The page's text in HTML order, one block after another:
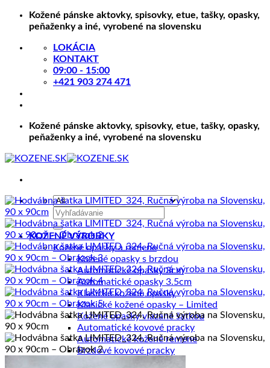
Skip
Kožené pánske aktovky, spisovky, etue, tašky, opasky,
peňaženky a iné, vyrobené na slovensku
LOKÁCIA
KONTAKT
09:00 - 15:00
+421 903 274 471
Kožené pánske aktovky, spisovky, etue, tašky, opasky,
peňaženky a iné, vyrobené na slovensku
Hľadať:
KOŽENÉ VÝROBKY
Kožené opasky a remene
Kožené opasky s brzdou
Automatické opasky 3cm
Automatické opasky 3.5cm
Klasické kožené opasky
Klasické kožené opasky – Limited
Kožené opasky viazané šatkou
Automatické kovové pracky
Automatické kožené remene
Brzdové kovové pracky
Brzdové kožené remene